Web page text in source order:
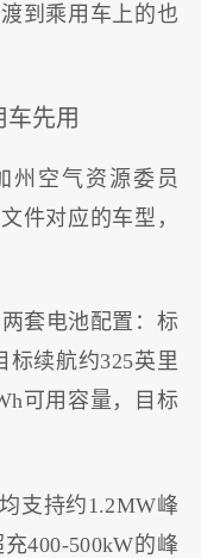
到乘用车上的也
车先用
州空气资源委员
件对应的车型，
套电池配置：标
标续航约325英里
可用容量，目标
支持约1.2MW峰
400-500kW的峰